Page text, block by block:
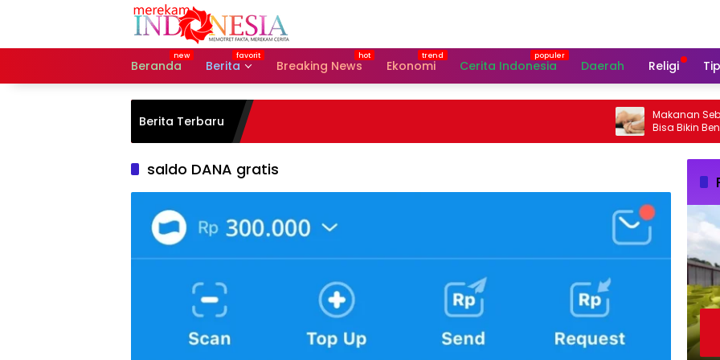
Beranda Berita Breaking News Ekonomi Cerita Indonesia Daerah Religi
Berita Terbaru
Makanan
Bisa Bikin
saldo DANA gratis